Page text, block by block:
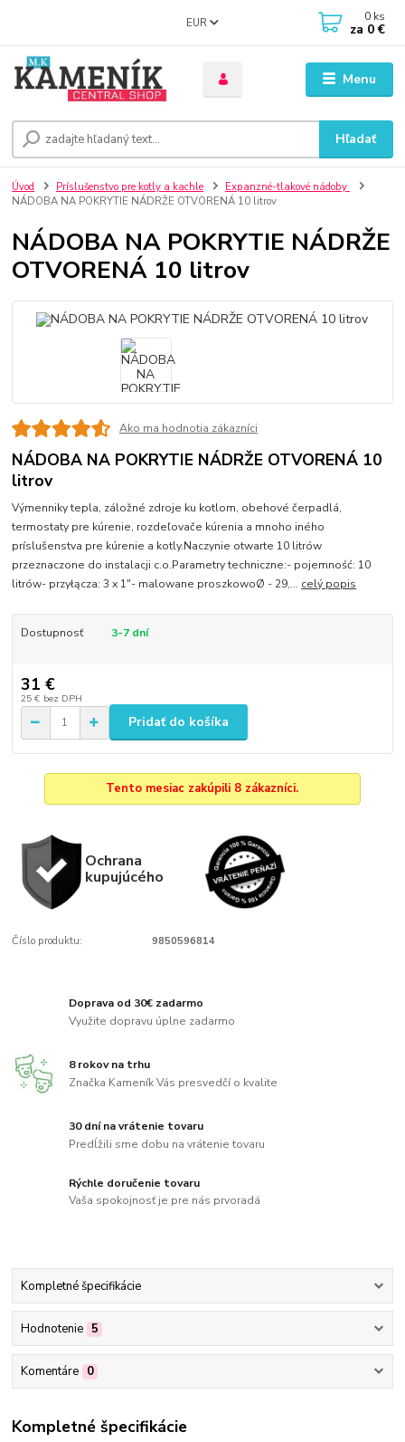
Menu
EUR
Hľadať
0 ks
za 0 €
Úvod Príslušenstvo pre kotly a kachle
Expanzné-tlakové nádoby
NÁDOBA NA POKRYTIE NÁDRŽE OTVORENÁ 10 litrov
NÁDOBA NA POKRYTIE NÁDRŽE
OTVORENÁ 10 litrov
Ako ma hodnotia zákazníci
NÁDOBA NA POKRYTIE NÁDRŽE OTVORENÁ 10
litrov
Výmenniky tepla, záložné zdroje ku kotlom, obehové čerpadlá,
termostaty pre kúrenie, rozdeľovače kúrenia a mnoho iného
príslušenstva pre kúrenie a kotly.Naczynie otwarte 10 litrów
przeznaczone do instalacji c.o.Parametry techniczne:- pojemność: 10
litrów- przyłącza: 3 x 1"- malowane proszkowoØ - 29,... celý popis
Dostupnosť 3-7 dní
31 €
25 € bez DPH
Pridať do košíka
Tento mesiac zakúpili 8 zákazníci.
Ochrana
kupujúcého
Číslo produktu: 9850596814
Doprava od 30€ zadarmo
Využite dopravu úplne zadarmo
8 rokov na trhu
Značka Kameník Vás presvedčí o kvalite
30 dní na vrátenie tovaru
Predĺžili sme dobu na vrátenie tovaru
Rýchle doručenie tovaru
Vaša spokojnosť je pre nás prvoradá
Kompletné špecifikácie
Hodnotenie 5
Komentáre 0
Kompletné špecifikácie